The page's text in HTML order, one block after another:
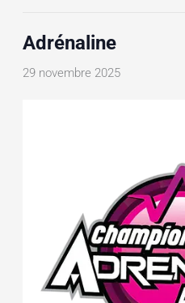
Adrénaline
29 novembre 2025